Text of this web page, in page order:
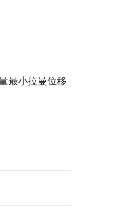
最小拉曼位移